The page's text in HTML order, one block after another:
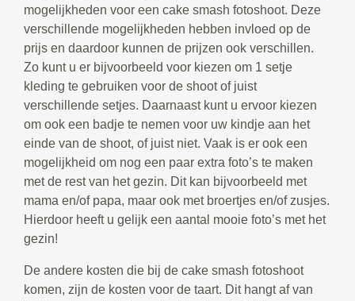
mogelijkheden voor een cake smash fotoshoot. Deze
verschillende mogelijkheden hebben invloed op de
prijs en daardoor kunnen de prijzen ook verschillen.
Zo kunt u er bijvoorbeeld voor kiezen om 1 setje
kleding te gebruiken voor de shoot of juist
verschillende setjes. Daarnaast kunt u ervoor kiezen
om ook een badje te nemen voor uw kindje aan het
einde van de shoot, of juist niet. Vaak is er ook een
mogelijkheid om nog een paar extra foto’s te maken
met de rest van het gezin. Dit kan bijvoorbeeld met
mama en/of papa, maar ook met broertjes en/of zusjes.
Hierdoor heeft u gelijk een aantal mooie foto’s met het
gezin!
De andere kosten die bij de cake smash fotoshoot
komen, zijn de kosten voor de taart. Dit hangt af van